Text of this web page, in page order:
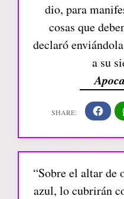
dio, para
cosas que
declaró
a su
“Sobre el altar de
azul, lo cubrirán